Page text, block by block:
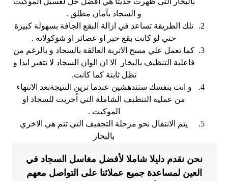
و السجاد بآمان مطلق .
تلك الطريقة تساعد في ازالة البقع الجافة بسهولة كبيرة
حتي لو كانت بقع حبر او عصائر او شوكولاته .
كما تعمل علي مسح الاتربة العالقة بالسجاد و بالرغم من
فاعلية التنظيف بالبخار الا ان الوان السجاد لا تتغير ابدا و
تظل ثابتة كما كانت.
و انت بنفسك ستندهشين عندما ترين النتيجةبعد الانتهاء
من عملية التنظيف الشاملة التي اُجريت للسجاد او
الموكيت .
يتم الانتقال نحو مرحلة التجفيف التي تتم هي الاخري
بالبخار
نحن نقدم دليلا شاملا لأفضل مغاسل السجاد في
العين لمساعدة جميع عملائنا على التواصل معهم